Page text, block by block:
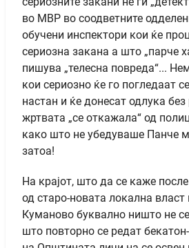
во МВР во соодветните
обучени инспектори кои ќе
сериозна закана а што „парче
пишува „телесна повреда“...
кои сериозно ќе го погледаат
настан и ќе донесат одлука
жртвата „се откажала“ од
како што не убедуваше Панче
затоа!
На крајот, што да се каже
од старо-новата локална
Куманово буквално ништо не
што повторно се редат